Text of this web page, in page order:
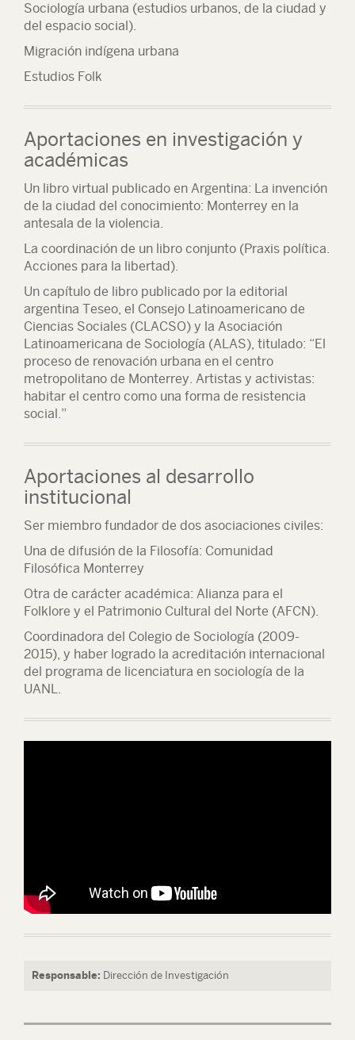
Sociología urbana (estudios urbanos, de la ciudad y
del espacio social).
Migración indígena urbana
Estudios Folk
Aportaciones en investigación y
académicas
Un libro virtual publicado en Argentina: La invención
de la ciudad del conocimiento: Monterrey en la
antesala de la violencia.
La coordinación de un libro conjunto (Praxis política.
Acciones para la libertad).
Un capítulo de libro publicado por la editorial
argentina Teseo, el Consejo Latinoamericano de
Ciencias Sociales (CLACSO) y la Asociación
Latinoamericana de Sociología (ALAS), titulado: “El
proceso de renovación urbana en el centro
metropolitano de Monterrey. Artistas y activistas:
habitar el centro como una forma de resistencia
social.”
Aportaciones al desarrollo
institucional
Ser miembro fundador de dos asociaciones civiles:
Una de difusión de la Filosofía: Comunidad
Filosófica Monterrey
Otra de carácter académica: Alianza para el
Folklore y el Patrimonio Cultural del Norte (AFCN).
Coordinadora del Colegio de Sociología (2009-
2015), y haber logrado la acreditación internacional
del programa de licenciatura en sociología de la
UANL.
Responsable: Dirección de Investigación